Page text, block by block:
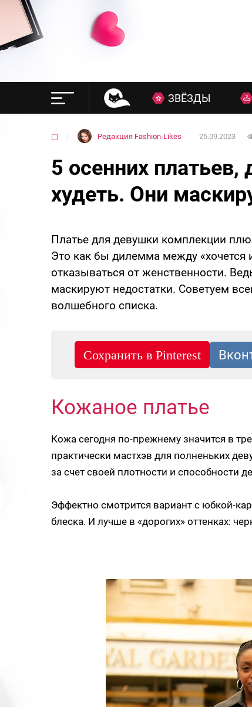
ЗВЁЗДЫ
▢ Редакция Fashion-Likes 25.09.2023
5 осенних
худеть. Они
Платье для девушки комплекции
Это как бы дилемма между «хочется
отказываться от женственности.
маскируют недостатки. Советуем
волшебного списка.
Кожаное платье
Кожа сегодня по-прежнему значится в
практически мастхэв для полненьких
за счет своей плотности и способности
Эффектно смотрится вариант с юбкой-
блеска. И лучше в «дорогих» оттенках: